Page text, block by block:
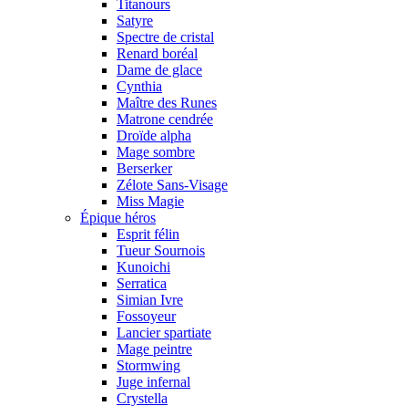
Titanours
Satyre
Spectre de cristal
Renard boréal
Dame de glace
Cynthia
Maître des Runes
Matrone cendrée
Droïde alpha
Mage sombre
Berserker
Zélote Sans-Visage
Miss Magie
Épique héros
Esprit félin
Tueur Sournois
Kunoichi
Serratica
Simian Ivre
Fossoyeur
Lancier spartiate
Mage peintre
Stormwing
Juge infernal
Crystella